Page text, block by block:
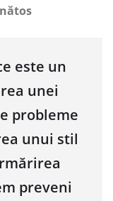
este un
unei
probleme
unui stil
preveni